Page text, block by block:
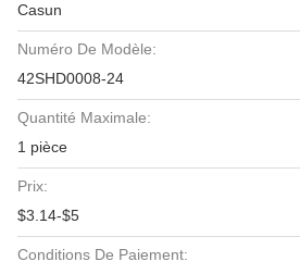
Casun
Numéro De Modèle:
42SHD0008-24
Quantité Maximale:
1 pièce
Prix:
$3.14-$5
Conditions De Paiement: